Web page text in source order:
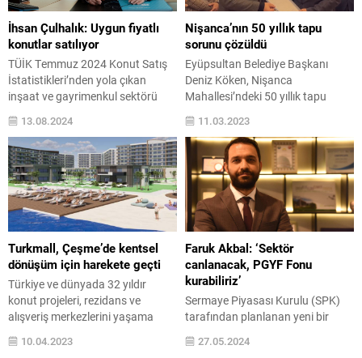
metrekare arazi üzerine
kurulacak. Projede 11 blokta
toplam 240 daire yer alırken,
bloklar yatay mimari...
çalıştıklarını kaydeden Tozburun,
zemin mühendisliği alanında
profesyonel...
İhsan Çulhalık: Uygun fiyatlı
konutlar satılıyor
TÜİK Temmuz 2024 Konut Satış
İstatistikleri’nden yola çıkan
inşaat ve gayrimenkul sektörü
temsilcilerinden İnsay Yapı
Yönetim Kurulu Başkanı İhsan
Çulhalık “Uygun fiyatlı konutlar
satılıyor” dedi. Nihayet konut
satışlarında yukarıya doğru
ivmelenmeyi gördük. Ülkemizde
temmuz ayında konut satışları, bir
önceki yılın aynı ayına göre yüzde
16,0 artış göstererek 127 bin 88...
13.08.2024
Nişanca’nın 50 yıllık tapu
sorunu çözüldü
Eyüpsultan Belediye Başkanı
Deniz Köken, Nişanca
Mahallesi’ndeki 50 yıllık tapu
sorununu çözüme kavuşturarak
mahalle sakinlerine tapularını
teslim etti. Eyüpsultan Belediyesi
Başkanlık Binası’nda düzenlenen
tapu teslim törenine Eyüpsultan
Belediye Başkanı Deniz Köken’le
birlikte AK Parti Eyüpsultan İlçe
Başkanı Muhammet Vanlıoğlu,
Eyüpsultan İlçe Tapu Müdürü
Hamit Karpınar, meclis üyeleri,
başkan yardımcıları ve...
11.03.2023
Turkmall, Çeşme’de kentsel
dönüşüm için harekete geçti
Türkiye ve dünyada 32 yıldır
konut projeleri, rezidans ve
alışveriş merkezlerini yaşama
geçiren Turkmall, gözde tatil
merkezi Çeşme’de yeni bir kentsel
10.04.2023
Faruk Akbal: ‘Sektör
canlanacak, PGYF Fonu
kurabiliriz’
Sermaye Piyasası Kurulu (SPK)
tarafından planlanan yeni bir
düzenlemeyle, gayrimenkul
yatırım fonlarının gayrimenkul
27.05.2024